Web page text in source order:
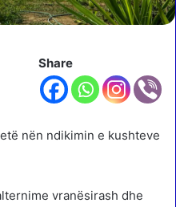
Share
nën ndikimin e kushteve
vranësirash dhe